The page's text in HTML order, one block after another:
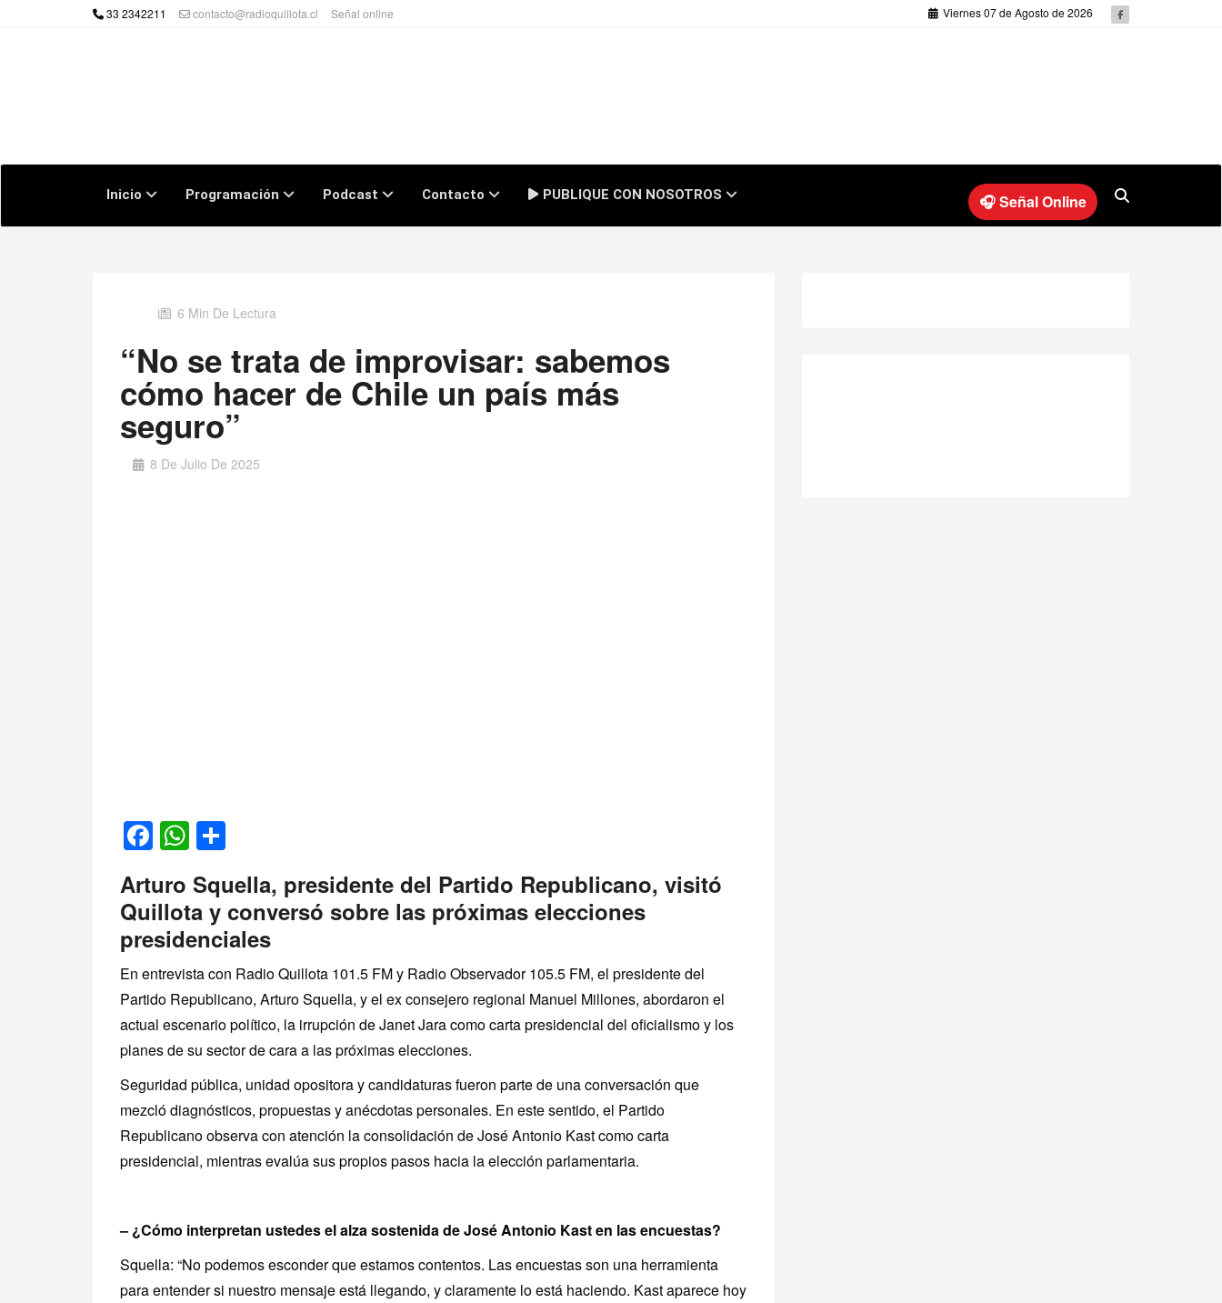
33 2342211 contacto@radioquillota.cl Señal online Viernes 07 de Agosto de 2026
🎧 Señal Online
Inicio Programación Podcast Contacto PUBLIQUE CON NOSOTROS
6 Min De Lectura
“No se trata de improvisar: sabemos
cómo hacer de Chile un país más
seguro”
8 De Julio De 2025
Facebook
WhatsApp
Arturo Squella, presidente del Partido Republicano, visitó
Quillota y conversó sobre las próximas elecciones
presidenciales
En entrevista con Radio Quillota 101.5 FM y Radio Observador 105.5 FM, el presidente del
Partido Republicano, Arturo Squella, y el ex consejero regional Manuel Millones, abordaron el
actual escenario político, la irrupción de Janet Jara como carta presidencial del oficialismo y los
planes de su sector de cara a las próximas elecciones.
Seguridad pública, unidad opositora y candidaturas fueron parte de una conversación que
mezcló diagnósticos, propuestas y anécdotas personales. En este sentido, el Partido
Republicano observa con atención la consolidación de José Antonio Kast como carta
presidencial, mientras evalúa sus propios pasos hacia la elección parlamentaria.
– ¿Cómo interpretan ustedes el alza sostenida de José Antonio Kast en las encuestas?
Squella: “No podemos esconder que estamos contentos. Las encuestas son una herramienta
para entender si nuestro mensaje está llegando, y claramente lo está haciendo. Kast aparece hoy